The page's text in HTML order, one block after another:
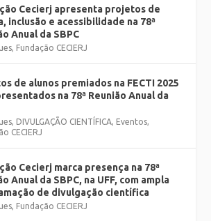
Cecierj apresenta projetos de
inclusão e acessibilidade na 78ª
Anual da SBPC
, Fundação CECIERJ
de alunos premiados na FECTI 2025
na 78ª Reunião Anual da
, DIVULGAÇÃO CIENTÍFICA, Eventos,
CECIERJ
Cecierj marca presença na 78ª
Anual da SBPC, na UFF, com ampla
de divulgação científica
, Fundação CECIERJ